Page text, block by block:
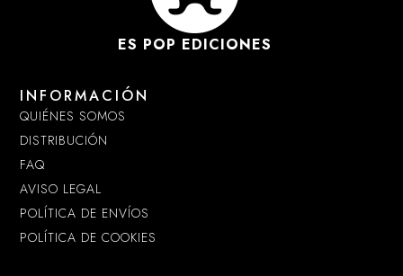
ES POP EDICIONES
INFORMACIÓN
QUIÉNES SOMOS
DISTRIBUCIÓN
FAQ
AVISO LEGAL
POLÍTICA DE ENVÍOS
POLÍTICA DE COOKIES